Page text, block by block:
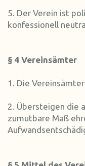
5. Der Verein ist
konfessionell
§ 4 Vereinsämter
1. Die
2. Übersteigen die
zumutbare Maß